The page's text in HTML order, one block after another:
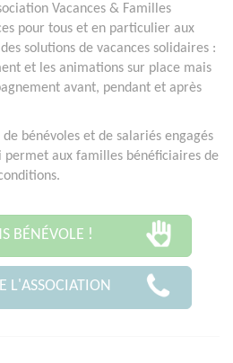
Vacances & Familles
pour tous et en particulier aux
solutions de vacances solidaires :
et les animations sur place mais
avant, pendant et après
de bénévoles et de salariés engagés
aux familles bénéficiaires de
BÉNÉVOLE !
L'ASSOCIATION